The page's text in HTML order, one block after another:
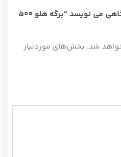
اولین کسی باشید که دیدگاهی می نویسد “برگه هلو ۵۰۰
شد. بخش‌های موردنیاز